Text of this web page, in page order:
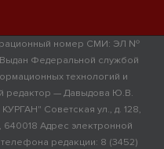
номер СМИ: ЭЛ №
Выдан Федеральной службой
технологий и
редактор — Давыдова Ю.В.
Советская ул., д. 128,
640018 Адрес электронной
редакции: 8 (3452)